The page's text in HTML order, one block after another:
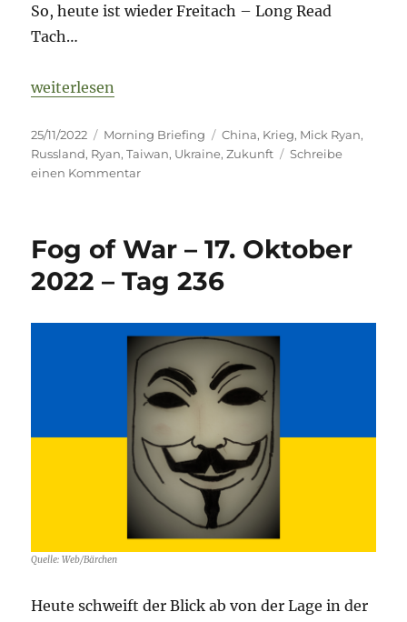
So, heute ist wieder Freitach – Long Read
Tach…
„Fog of War – 25. November 2022 – Tag 275“
weiterlesen
Veröffentlicht
am
25/11/2022 Kategorien
Morning Briefing Schlagwörter
China, Krieg, Mick Ryan,
Russland, Ryan,Taiwan, Ukraine,Zukunft
Schreibe
einen Kommentarzu
–
November
–
Tag
275
Fog of War – 17. Oktober
2022 – Tag 236
Quelle: Web/Bärchen
Heute schweift der Blick ab von der Lage in der